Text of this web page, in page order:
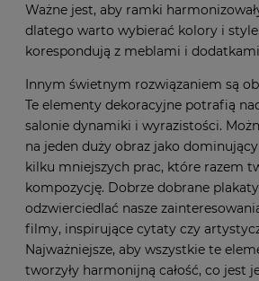
Ważne jest, aby ramki
dlatego warto wybierać kolory i
korespondują z meblami i
Innym świetnym rozwiązaniem są
Te elementy dekoracyjne potrafią
salonie dynamiki i wyrazistości.
na jeden duży obraz jako
kilku mniejszych prac, które razem
kompozycję. Dobrze dobrane
odzwierciedlać nasze
filmy, inspirujące cytaty czy
Najważniejsze, aby wszystkie te
tworzyły harmonijną całość, co jest